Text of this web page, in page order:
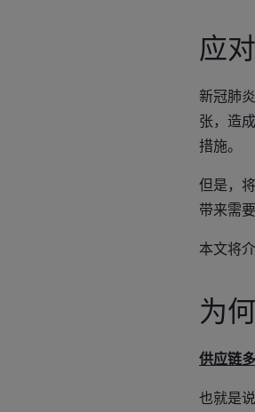
应
新冠肺
张，造
措施。
但是，
带来需
本文将
为
供应链
也就是